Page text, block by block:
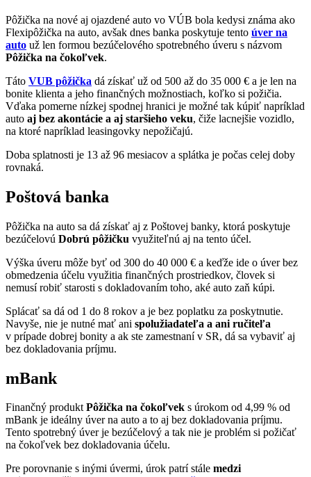
Pôžička na nové aj ojazdené auto vo VÚB bola kedysi známa ako
Flexipôžička na auto, avšak dnes banka poskytuje tento úver na
auto už len formou bezúčelového spotrebného úveru s názvom
Pôžička na čokoľvek.
Táto VUB pôžička dá získať už od 500 až do 35 000 € a je len na
bonite klienta a jeho finančných možnostiach, koľko si požičia.
Vďaka pomerne nízkej spodnej hranici je možné tak kúpiť napríklad
auto aj bez akontácie a aj staršieho veku, čiže lacnejšie vozidlo,
na ktoré napríklad leasingovky nepožičajú.
Doba splatnosti je 13 až 96 mesiacov a splátka je počas celej doby
rovnaká.
Poštová banka
Pôžička na auto sa dá získať aj z Poštovej banky, ktorá poskytuje
bezúčelovú Dobrú pôžičku využiteľnú aj na tento účel.
Výška úveru môže byť od 300 do 40 000 € a keďže ide o úver bez
obmedzenia účelu využitia finančných prostriedkov, človek si
nemusí robiť starosti s dokladovaním toho, aké auto zaň kúpi.
Splácať sa dá od 1 do 8 rokov a je bez poplatku za poskytnutie.
Navyše, nie je nutné mať ani spolužiadateľa a ani ručiteľa
v prípade dobrej bonity a ak ste zamestnaní v SR, dá sa vybaviť aj
bez dokladovania príjmu.
mBank
Finančný produktPôžička na čokoľvek s úrokom od 4,99 % od
mBank je ideálny úver na auto a to aj bez dokladovania príjmu.
Tento spotrebný úver je bezúčelový a tak nie je problém si požičať
na čokoľvek bez dokladovania účelu.
Pre porovnanie s inými úvermi, úrok patrí stále medzi